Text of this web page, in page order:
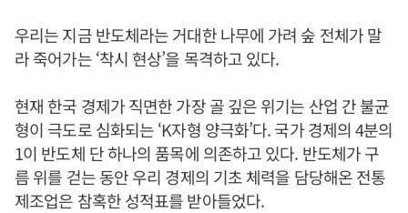
우리는 지금 반도체라는 거대한 나무에 가려 숲 전체가 말
라 죽어가는 ‘착시 현상’을 목격하고 있다.
현재 한국 경제가 직면한 가장 골 깊은 위기는 산업 간 불균
형이 극도로 심화되는 ‘K자형 양극화’다. 국가 경제의 4분의
1이 반도체 단 하나의 품목에 의존하고 있다. 반도체가 구
름 위를 걷는 동안 우리 경제의 기초 체력을 담당해온 전통
제조업은 참혹한 성적표를 받아들었다.